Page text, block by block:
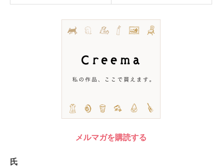
メルマガを購読する
氏